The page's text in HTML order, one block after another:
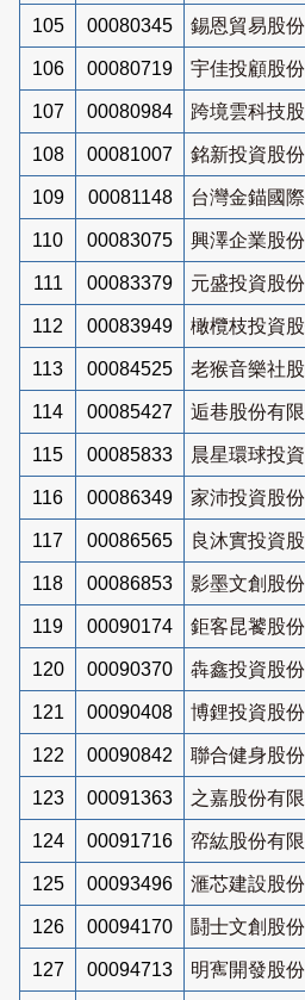
105 00080345 錫恩貿易股
106 00080719 宇佳投顧股
107 00080984 跨境雲科技
108 00081007 銘新投資股
109 00081148 台灣金錨國
110 00083075 興澤企業股
111 00083379 元盛投資股
112 00083949 橄欖枝投資
113 00084525 老猴音樂社
114 00085427 逅巷股份有
115 00085833 晨星環球投
116 00086349 家沛投資股
117 00086565 良沐實投資
118 00086853 影墨文創股
119 00090174 鉅客昆饕股
120 00090370 犇鑫投資股
121 00090408 博鋰投資股
122 00090842 聯合健身股
123 00091363 之嘉股份有
124 00091716 帟紘股份有
125 00093496 滙芯建設股
126 00094170 鬪士文創股
127 00094713 明寯開發股